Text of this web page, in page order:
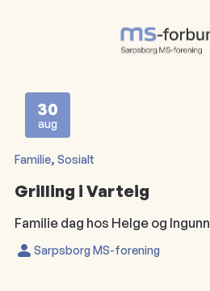
30
aug
Familie, Sosialt
Grilling i Varteig
Familie dag hos Helge og Ingunn
Sarpsborg MS-forening